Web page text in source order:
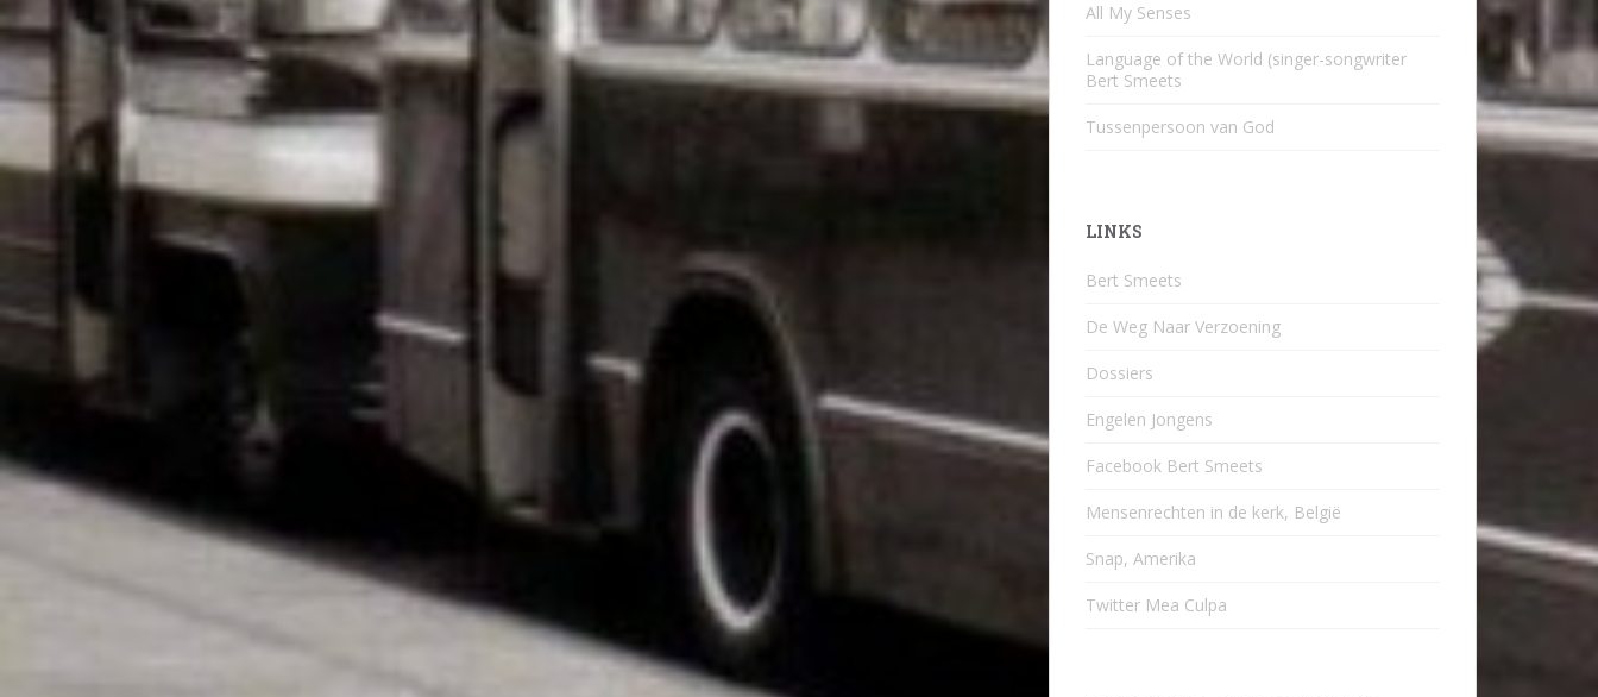
All My Senses
Language of the World (singer-songwriter
Bert Smeets
Tussenpersoon van God
LINKS
Bert Smeets
De Weg Naar Verzoening
Dossiers
Engelen Jongens
Facebook Bert Smeets
Mensenrechten in de kerk, België
Snap, Amerika
Twitter Mea Culpa